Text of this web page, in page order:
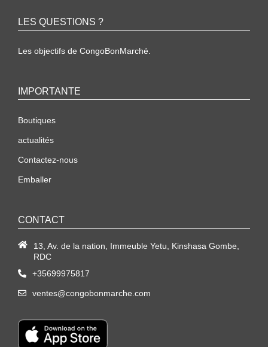
LES QUESTIONS ?
Les objectifs de CongoBonMarché.
IMPORTANTE
Boutiques
actualités
Contactez-nous
Emballer
CONTACT
13, Av. de la nation, Immeuble Yetu, Kinshasa Gombe,
RDC
+35699975817
ventes@congobonmarche.com